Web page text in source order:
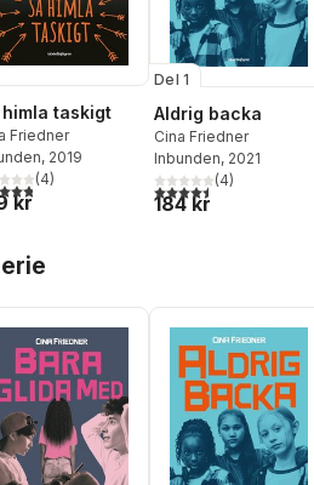
himla taskigt
Friedner
, 2019
5 stjärnor. Totalt antal röster:
(4)
kr
Del 1
Aldrig backa
Cina Friedner
Inbunden, 2021
4,5utav 5 stjärnor.
(4)
184 kr